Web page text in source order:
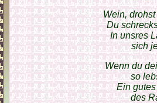
Wein,
Du
In unsres
sich
Wenn du
so
Ein
des